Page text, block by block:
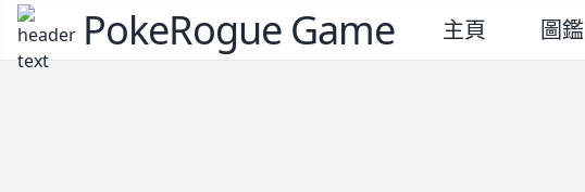
PokeRogue Game 主頁 圖鑑